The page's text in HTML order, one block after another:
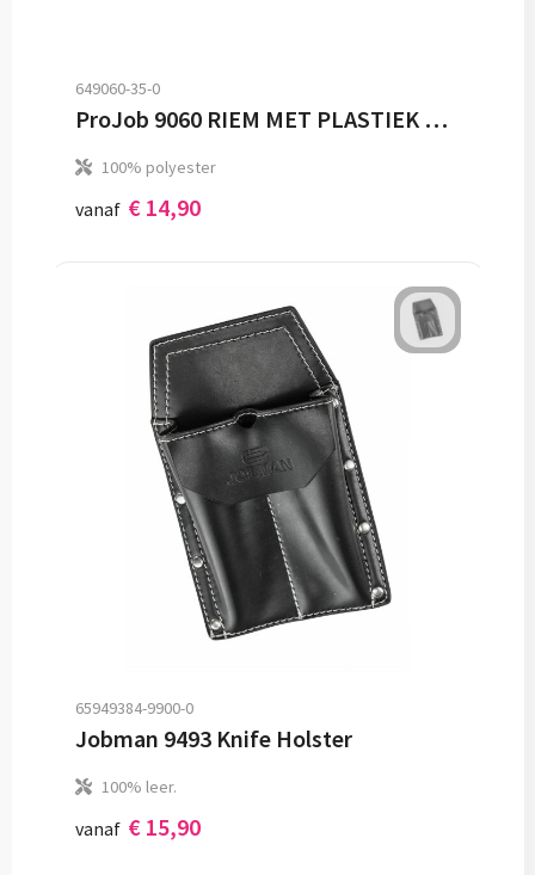
649060-35-0
ProJob 9060 RIEM MET PLASTIEK GESP
100% polyester
vanaf € 14,90
65949384-9900-0
Jobman 9493 Knife Holster
100% leer.
vanaf € 15,90